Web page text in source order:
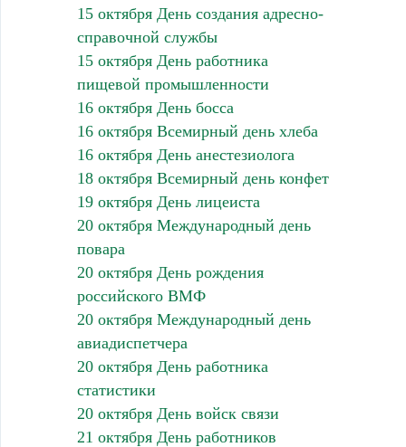
15 октября День создания адресно-
справочной службы
15 октября День работника
пищевой промышленности
16 октября День босса
16 октября Всемирный день хлеба
16 октября День анестезиолога
18 октября Всемирный день конфет
19 октября День лицеиста
20 октября Международный день
повара
20 октября День рождения
российского ВМФ
20 октября Международный день
авиадиспетчера
20 октября День работника
статистики
20 октября День войск связи
21 октября День работников